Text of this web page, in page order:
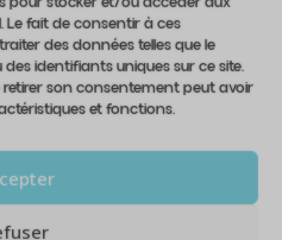
Le fait de consentir à ces
des données telles que le
identifiants uniques sur ce site.
son consentement peut avoir
et fonctions.
infolettre